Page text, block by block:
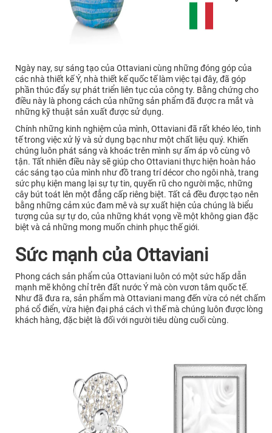
Ngày nay, sự sáng tạo của Ottaviani cùng những đóng góp của
các nhà thiết kế Ý, nhà thiết kế quốc tế làm việc tại đây, đã góp
phần thúc đẩy sự phát triển liên tục của công ty. Bằng chứng cho
điều này là phong cách của những sản phẩm đã được ra mắt và
những kỹ thuật sản xuất được sử dụng.
Chính những kinh nghiệm của mình, Ottaviani đã rất khéo léo, tinh
tế trong việc xử lý và sử dụng bạc như một chất liệu quý. Khiến
chúng luôn phát sáng và khoác trên mình sự ấm áp vô cùng vô
tận. Tất nhiên điều này sẽ giúp cho Ottaviani thực hiện hoàn hảo
các sáng tạo của mình như đồ trang trí décor cho ngôi nhà, trang
sức phụ kiện mang lại sự tự tin, quyến rũ cho người mặc, những
cây bút toát lên một đẳng cấp riêng biệt. Tất cả đều được tạo nên
bằng những cảm xúc đam mê và sự xuất hiện của chúng là biểu
tượng của sự tự do, của những khát vọng về một không gian đặc
biệt và cả những mong muốn chinh phục thế giới.
Sức mạnh của Ottaviani
Phong cách sản phẩm của Ottaviani luôn có một sức hấp dẫn
mạnh mẽ không chỉ trên đất nước Ý mà còn vươn tâm quốc tế.
Như đã đưa ra, sản phẩm mà Ottaviani mang đến vừa có nét chấm
phá cổ điển, vừa hiện đại phá cách vì thế mà chúng luôn được lòng
khách hàng, đặc biệt là đối với người tiêu dùng cuối cùng.